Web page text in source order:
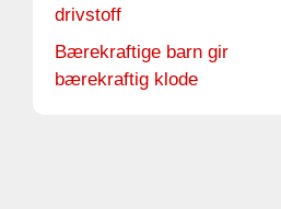
drivstoff
Bærekraftige barn gir
bærekraftig klode